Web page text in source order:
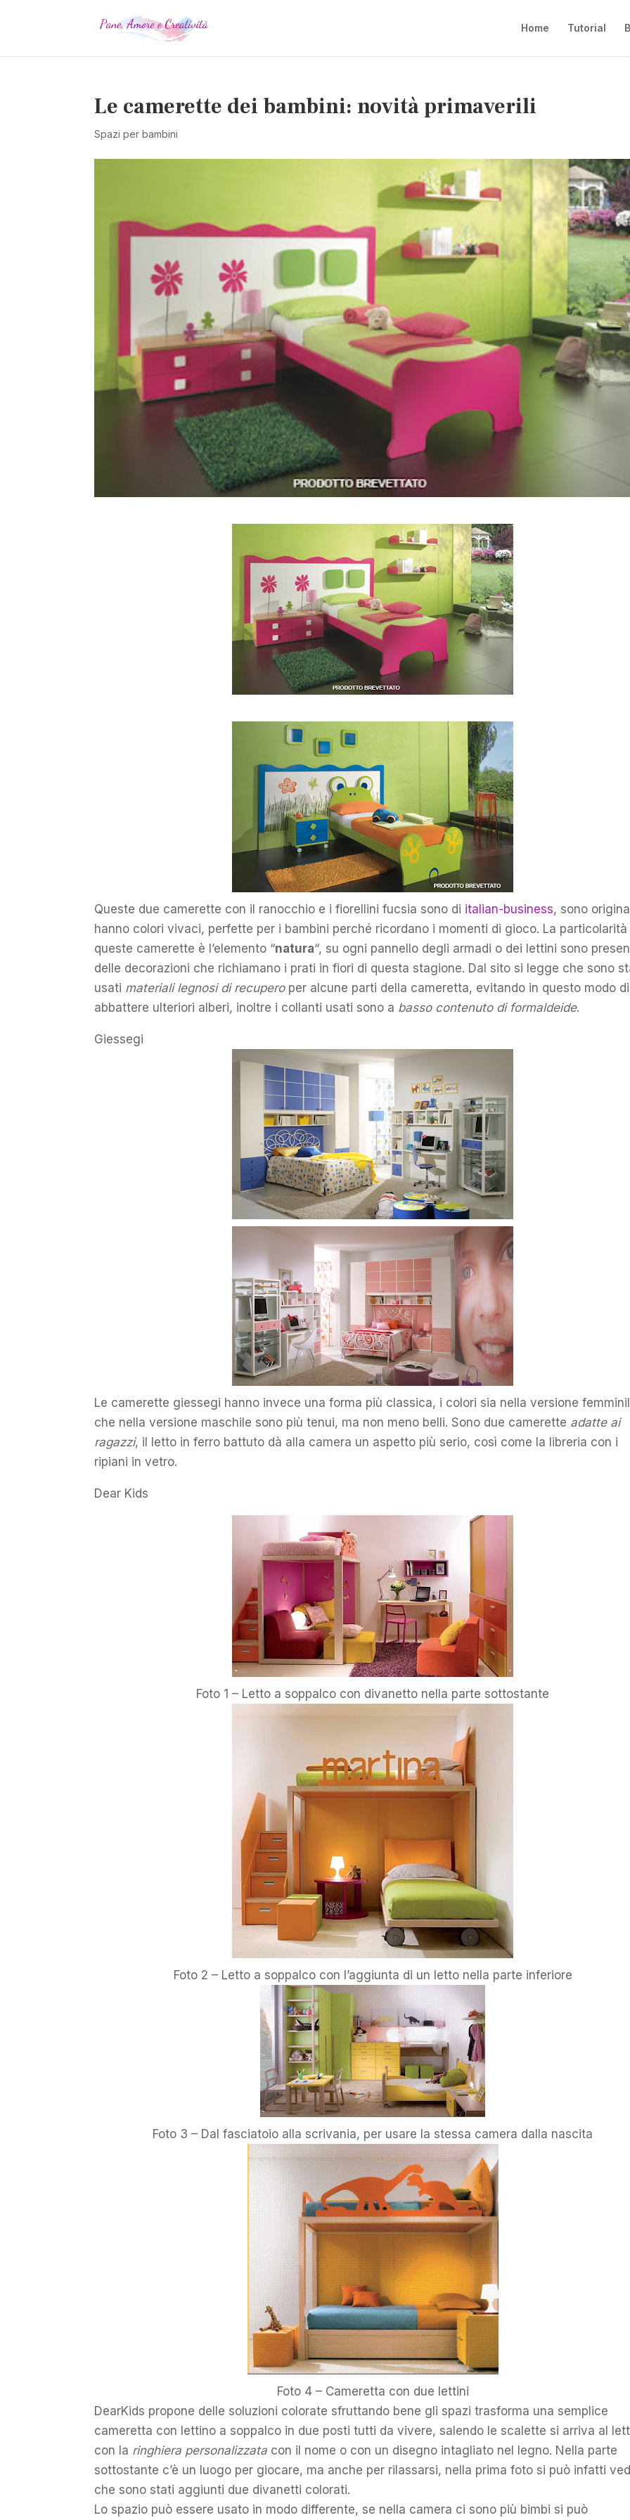
Home Tutorial
Le camerette dei bambini: novità primaverili
Spazi per bambini
Queste due camerette con il ranocchio e i fiorellini fucsia sono di italian-business, sono
hanno colori vivaci, perfette per i bambini perché ricordano i momenti di gioco. La particolarità
queste camerette è l’elemento “natura“, su ogni pannello degli armadi o dei lettini sono
delle decorazioni che richiamano i prati in fiori di questa stagione. Dal sito si legge che sono
usati materiali legnosi di recuperoper alcune parti della cameretta, evitando in questo modo di
abbattere ulteriori alberi, inoltre i collanti usati sono a basso contenuto di formaldeide.
Giessegi
Le camerette giessegi hanno invece una forma più classica, i colori sia nella versione
che nella versione maschile sono più tenui, ma non meno belli. Sono due camerette adatte ai
ragazzi, il letto in ferro battuto dà alla camera un aspetto più serio, così come la libreria con i
ripiani in vetro.
Dear Kids
Foto 1 – Letto a soppalco con divanetto nella parte sottostante
Foto 2 – Letto a soppalco con l’aggiunta di un letto nella parte inferiore
Foto 3 – Dal fasciatoio alla scrivania, per usare la stessa camera dalla nascita
Foto 4 – Cameretta con due lettini
DearKids propone delle soluzioni colorate sfruttando bene gli spazi trasforma una semplice
cameretta con lettino a soppalco in due posti tutti da vivere, salendo le scalette si arriva al
con la ringhiera personalizzata con il nome o con un disegno intagliato nel legno. Nella parte
sottostante c’è un luogo per giocare, ma anche per rilassarsi, nella prima foto si può infatti
che sono stati aggiunti due divanetti colorati.
Lo spazio può essere usato in modo differente, se nella camera ci sono più bimbi si può